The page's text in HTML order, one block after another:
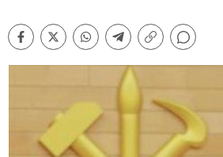
Facebook
TwitterWhatsapp
Telegram
Copiar
enlace
Comentarios